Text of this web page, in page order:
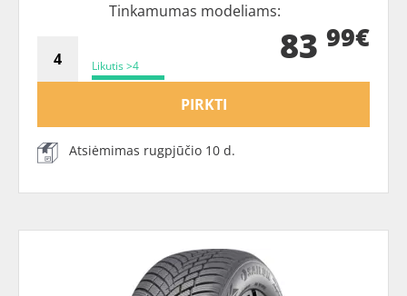
Tinkamumas modeliams:
Likutis >4 83 99€
PIRKTI
Atsiėmimas rugpjūčio 10 d.